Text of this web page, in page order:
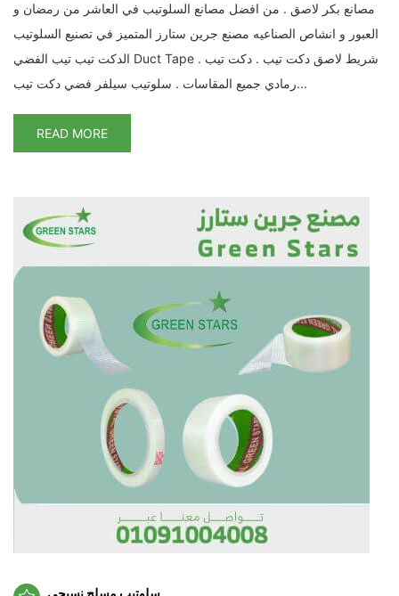
مصانع بكر لاصق . من افضل مصانع السلوتيب في العاشر من رمضان و
العبور و انشاص الصناعيه مصنع جرين ستارز المتميز في تصنيع السلوتيب
الدكت تيب تيب الفضي Duct Tape . شريط لاصق دكت تيب . دكت تيب
رمادي جميع المقاسات . سلوتيب سيلفر فضي دكت تيب...
READ MORE
سلوتيب مسلح نسيجي